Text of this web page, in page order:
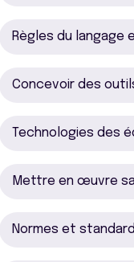
Règles du langage
Concevoir des
Technologies des
Mettre en œuvre
Normes et